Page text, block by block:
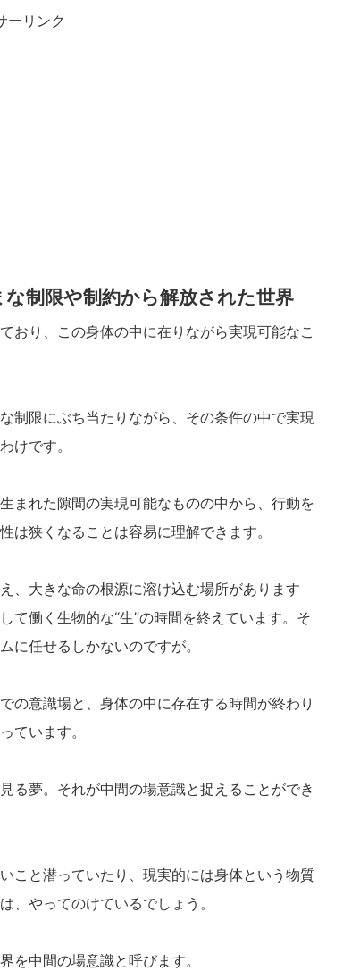
ーリンク
制限や制約から解放された世界
おり、この身体の中に在りながら実現可能なこ
制限にぶち当たりながら、その条件の中で実現
けです。
まれた隙間の実現可能なものの中から、行動を
は狭くなることは容易に理解できます。
、大きな命の根源に溶け込む場所があります
て働く生物的な“生”の時間を終えています。そ
に任せるしかないのですが。
の意識場と、身体の中に存在する時間が終わり
ています。
る夢。それが中間の場意識と捉えることができ
こと潜っていたり、現実的には身体という物質
、やってのけているでしょう。
を中間の場意識と呼びます。